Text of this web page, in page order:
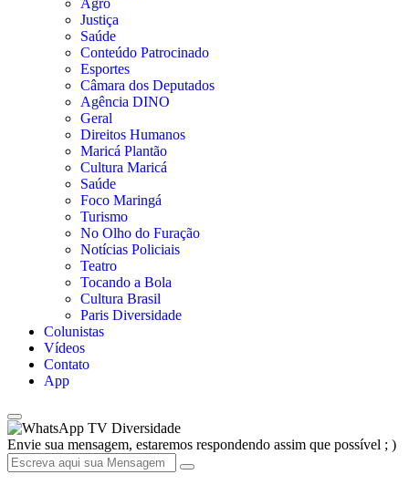
Agro
Justiça
Saúde
Conteúdo Patrocinado
Esportes
Câmara dos Deputados
Agência DINO
Geral
Direitos Humanos
Maricá Plantão
Cultura Maricá
Saúde
Foco Maringá
Turismo
No Olho do Furação
Notícias Policiais
Teatro
Tocando a Bola
Cultura Brasil
Paris Diversidade
Colunistas
Vídeos
Contato
App
TV Diversidade
Envie sua mensagem, estaremos respondendo assim que possível ; )